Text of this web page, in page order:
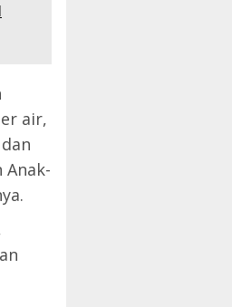
air,
Anak-